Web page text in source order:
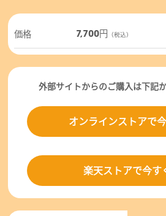
価格 7,700円 （税込）
外部サイトからのご購入は下記
オンラインストアで
楽天ストアで今す